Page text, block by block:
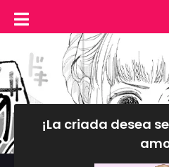
¡La criada desea